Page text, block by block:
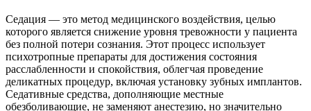
Седация — это метод медицинского воздействия, целью
которого является снижение уровня тревожности у пациента
без полной потери сознания. Этот процесс использует
психотропные препараты для достижения состояния
расслабленности и спокойствия, облегчая проведение
деликатных процедур, включая установку зубных имплантов.
Седативные средства, дополняющие местные
обезболивающие, не заменяют анестезию, но значительно